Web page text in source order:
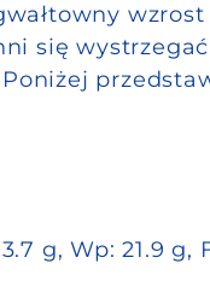
się
g, Wp: 21.9 g,